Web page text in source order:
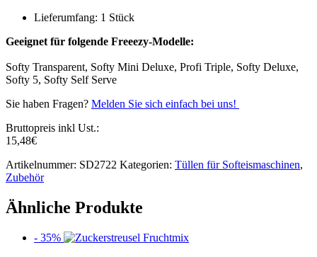
Lieferumfang: 1 Stück
Geeignet für folgende Freeezy-Modelle:
Softy Transparent, Softy Mini Deluxe, Profi Triple, Softy Deluxe,
Softy 5, Softy Self Serve
Sie haben Fragen? Melden Sie sich einfach bei uns!
Bruttopreis inkl Ust.:
15,48€
Artikelnummer: SD2722 Kategorien: Tüllen für Softeismaschinen,
Zubehör
Ähnliche Produkte
- 35%